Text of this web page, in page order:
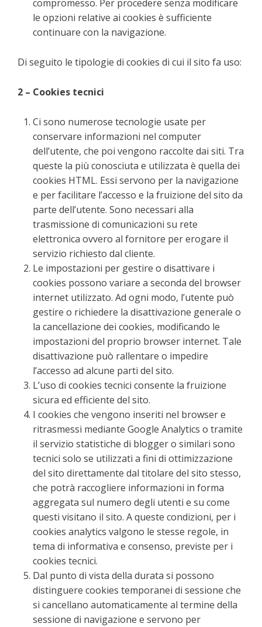
compromesso. Per procedere senza modificare
le opzioni relative ai cookies è sufficiente
continuare con la navigazione.
Di seguito le tipologie di cookies di cui il sito fa uso:
2 – Cookies tecnici
Ci sono numerose tecnologie usate per
conservare informazioni nel computer
dell’utente, che poi vengono raccolte dai siti. Tra
queste la più conosciuta e utilizzata è quella dei
cookies HTML. Essi servono per la navigazione
e per facilitare l’accesso e la fruizione del sito da
parte dell’utente. Sono necessari alla
trasmissione di comunicazioni su rete
elettronica ovvero al fornitore per erogare il
servizio richiesto dal cliente.
Le impostazioni per gestire o disattivare i
cookies possono variare a seconda del browser
internet utilizzato. Ad ogni modo, l’utente può
gestire o richiedere la disattivazione generale o
la cancellazione dei cookies, modificando le
impostazioni del proprio browser internet. Tale
disattivazione può rallentare o impedire
l’accesso ad alcune parti del sito.
L’uso di cookies tecnici consente la fruizione
sicura ed efficiente del sito.
I cookies che vengono inseriti nel browser e
ritrasmessi mediante Google Analytics o tramite
il servizio statistiche di blogger o similari sono
tecnici solo se utilizzati a fini di ottimizzazione
del sito direttamente dal titolare del sito stesso,
che potrà raccogliere informazioni in forma
aggregata sul numero degli utenti e su come
questi visitano il sito. A queste condizioni, per i
cookies analytics valgono le stesse regole, in
tema di informativa e consenso, previste per i
cookies tecnici.
Dal punto di vista della durata si possono
distinguere cookies temporanei di sessione che
si cancellano automaticamente al termine della
sessione di navigazione e servono per